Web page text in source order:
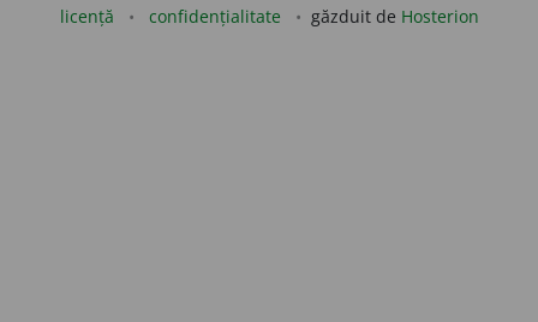
licență confidențialitate găzduit de Hosterion